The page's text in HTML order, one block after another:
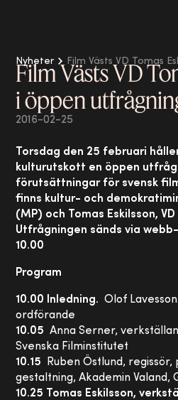
Nyheter
Film Västs VD
i öppen
2016-02-25
Torsdag den 25 februari
kulturutskott en öppen
förutsättningar för svensk
finns kultur- och
(MP) och Tomas Eskilsson,
Utfrågningen sänds via
10.00
Program
10.00 Inledning. Olof
ordförande
10.05 Anna Serner,
Svenska Filminstitutet
10.15 Ruben Östlund,
gestaltning, Akademin Valand,
10.25 Tomas Eskilsson,